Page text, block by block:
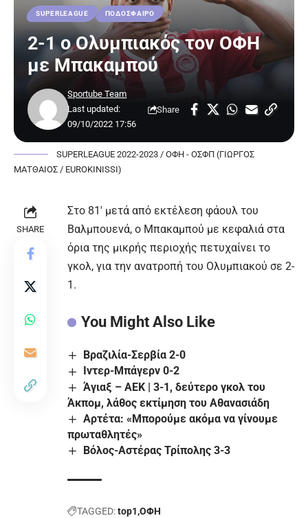
SUPERLEAGUE ΠΟΔΟΣΦΑΙΡΟ
2-1 ο Ολυμπιακός τον ΟΦΗ
με Μπακαμπού
Last updated:
09/10/2022 17:56
Sportube Team
Share
SUPERLEAGUE 2022-2023 / ΟΦΗ - ΟΣΦΠ (ΓΙΩΡΓΟΣ
ΜΑΤΘΑΙΟΣ / EUROKINISSI)
SHARE
Στο 81′ μετά από εκτέλεση φάουλ του
Βαλμπουενά, ο Μπακαμπού με κεφαλιά στα
όρια της μικρής περιοχής πετυχαίνει το
γκολ, για την ανατροπή του Ολυμπιακού σε 2-
1.
You Might Also Like
Βραζιλία-Σερβία 2-0
Ιντερ-Μπάγερν 0-2
Άγιαξ – ΑΕΚ | 3-1, δεύτερο γκολ του
Άκπομ, λάθος εκτίμηση του Αθανασιάδη
Αρτέτα: «Μπορούμε ακόμα να γίνουμε
πρωταθλητές»
Βόλος-Αστέρας Τρίπολης 3-3
TAGGED:top1 ΟΦΗ